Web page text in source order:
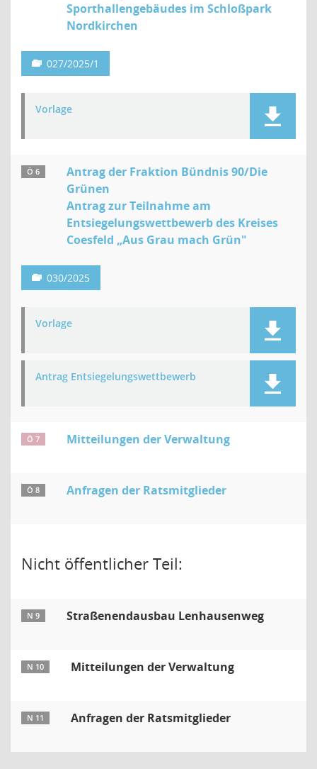
Sporthallengebäudes im Schloßpark
Nordkirchen
027/2025/1
Vorlage
Ö 6
Antrag der Fraktion Bündnis 90/Die
Grünen
Antrag zur Teilnahme am
Entsiegelungswettbewerb des Kreises
Coesfeld „Aus Grau mach Grün"
030/2025
Vorlage
Antrag Entsiegelungswettbewerb
Ö 7 Mitteilungen der Verwaltung
Ö 8 Anfragen der Ratsmitglieder
Nicht öffentlicher Teil:
N 9 Straßenendausbau Lenhausenweg
N 10 Mitteilungen der Verwaltung
N 11 Anfragen der Ratsmitglieder